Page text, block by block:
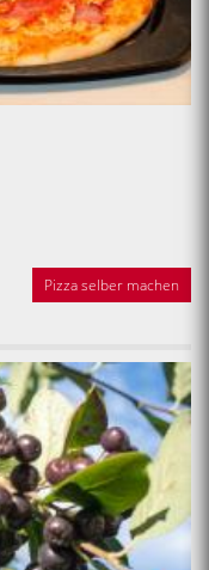
Pizza selber machen